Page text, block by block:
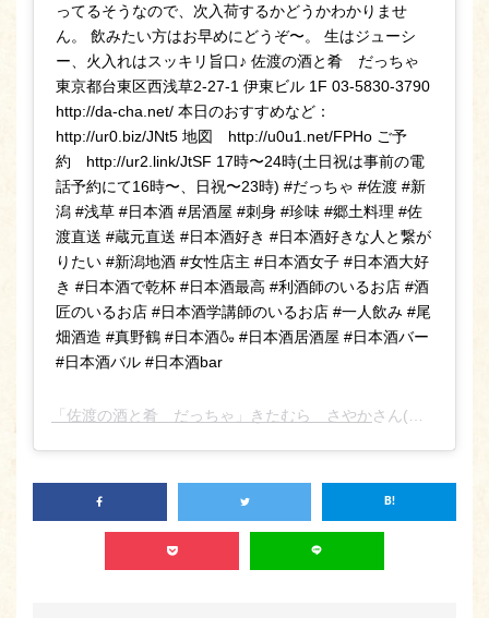
ってるそうなので、次入荷するかどうかわかりませ
ん。 飲みたい方はお早めにどうぞ〜。 生はジューシ
ー、火入れはスッキリ旨口♪ 佐渡の酒と肴 だっちゃ
東京都台東区西浅草2-27-1 伊東ビル 1F 03-5830-3790
http://da-cha.net/ 本日のおすすめなど：
http://ur0.biz/JNt5 地図 http://u0u1.net/FPHo ご予
約 http://ur2.link/JtSF 17時〜24時(土日祝は事前の電
話予約にて16時〜、日祝〜23時) #だっちゃ #佐渡 #新
潟 #浅草 #日本酒 #居酒屋 #刺身 #珍味 #郷土料理 #佐
渡直送 #蔵元直送 #日本酒好き #日本酒好きな人と繋が
りたい #新潟地酒 #女性店主 #日本酒女子 #日本酒大好
き #日本酒で乾杯 #日本酒最高 #利酒師のいるお店 #酒
匠のいるお店 #日本酒学講師のいるお店 #一人飲み #尾
畑酒造 #真野鶴 #日本酒🍶 #日本酒居酒屋 #日本酒バー
#日本酒バル #日本酒bar
「佐渡の酒と肴 だっちゃ」きたむら さやかさん(@sado_daccha_sa_ya_ka_)がシェアした投稿 –